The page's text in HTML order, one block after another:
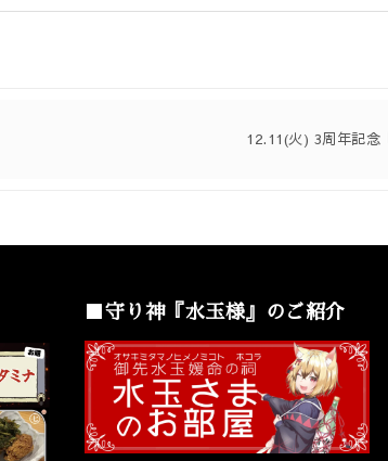
12.11(火) 3周年記念
■守り神『水玉様』のご紹介